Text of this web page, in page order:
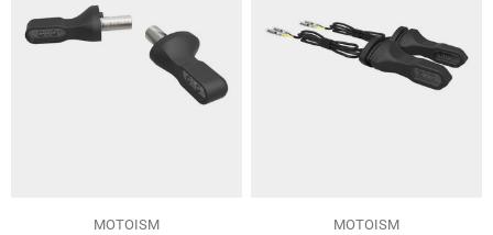
MOTOISM
MOTOISM